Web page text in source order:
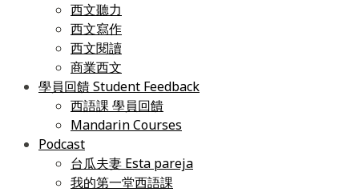
西文聽力
西文寫作
西文閱讀
商業西文
學員回饋 Student Feedback
西語課 學員回饋
Mandarin Courses
Podcast
台瓜夫妻 Esta pareja
我的第一堂西語課